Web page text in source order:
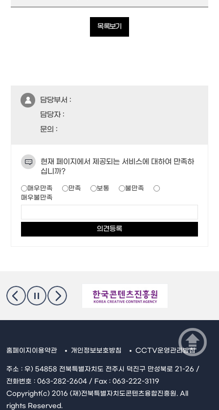
목록보기
담당부서 :
담당자 :
문의 :
현재 페이지에서 제공되는 서비스에 대하여 만족하
십니까?
매우만족 만족 보통
불만족
매우불만족
홈페이지이용약관 개인정보보호방침 CCTV운영관리방침
주소 : 우) 54858 전북특별자치도 전주시 덕진구 만성북로 21-26 /
전화번호 : 063-282-2604 / Fax : 063-222-3119
Copyright(c) 2016 (재)전북특별자치도콘텐츠융합진흥원. All
rights Reserved.